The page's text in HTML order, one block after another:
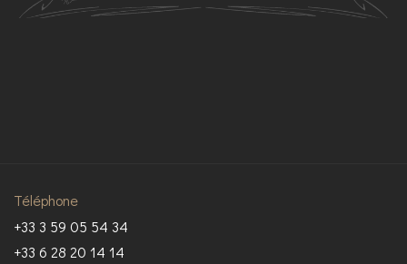
Téléphone
+33 3 59 05 54 34
+33 6 28 20 14 14